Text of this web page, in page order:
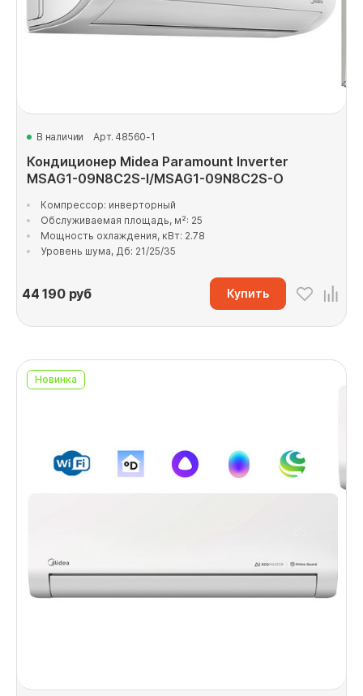
В наличии Арт. 48560-1
Кондиционер Midea Paramount Inverter
MSAG1-09N8C2S-I/MSAG1-09N8C2S-O
Компрессор: инверторный
Обслуживаемая площадь, м²: 25
Мощность охлаждения, кВт: 2.78
Уровень шума, Дб: 21/25/35
44 190руб Купить
Новинка